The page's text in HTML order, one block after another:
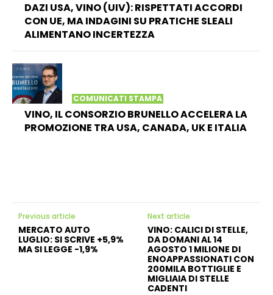
DAZI USA, VINO (UIV): RISPETTATI ACCORDI
CON UE, MA INDAGINI SU PRATICHE SLEALI
ALIMENTANO INCERTEZZA
COMUNICATI STAMPA
VINO, IL CONSORZIO BRUNELLO ACCELERA LA
PROMOZIONE TRA USA, CANADA, UK E ITALIA
Previous article
MERCATO AUTO
LUGLIO: SI SCRIVE +5,9%
MA SI LEGGE -1,9%
Next article
VINO: CALICI DI STELLE,
DA DOMANI AL 14
AGOSTO 1 MILIONE DI
ENOAPPASSIONATI CON
200MILA BOTTIGLIE E
MIGLIAIA DI STELLE
CADENTI